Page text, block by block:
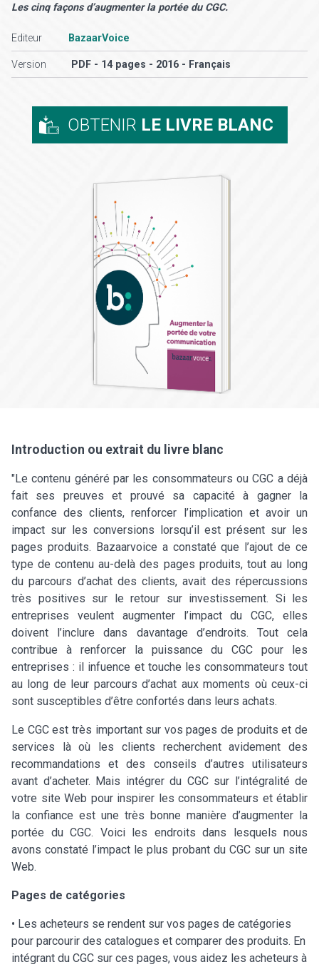
Les cinq façons d’augmenter la portée du CGC.
Editeur BazaarVoice
Version PDF - 14 pages - 2016 - Français
OBTENIR LE LIVRE BLANC
Introduction ou extrait du livre blanc
"Le contenu généré par les consommateurs ou CGC a déjà
fait ses preuves et prouvé sa capacité à gagner la
confance des clients, renforcer l’implication et avoir un
impact sur les conversions lorsqu’il est présent sur les
pages produits. Bazaarvoice a constaté que l’ajout de ce
type de contenu au-delà des pages produits, tout au long
du parcours d’achat des clients, avait des répercussions
très positives sur le retour sur investissement. Si les
entreprises veulent augmenter l’impact du CGC, elles
doivent l’inclure dans davantage d’endroits. Tout cela
contribue à renforcer la puissance du CGC pour les
entreprises : il infuence et touche les consommateurs tout
au long de leur parcours d’achat aux moments où ceux-ci
sont susceptibles d’être confortés dans leurs achats.
Le CGC est très important sur vos pages de produits et de
services là où les clients recherchent avidement des
recommandations et des conseils d’autres utilisateurs
avant d’acheter. Mais intégrer du CGC sur l’intégralité de
votre site Web pour inspirer les consommateurs et établir
la confiance est une très bonne manière d’augmenter la
portée du CGC. Voici les endroits dans lesquels nous
avons constaté l’impact le plus probant du CGC sur un site
Web.
Pages de catégories
• Les acheteurs se rendent sur vos pages de catégories
pour parcourir des catalogues et comparer des produits. En
intégrant du CGC sur ces pages, vous aidez les acheteurs à